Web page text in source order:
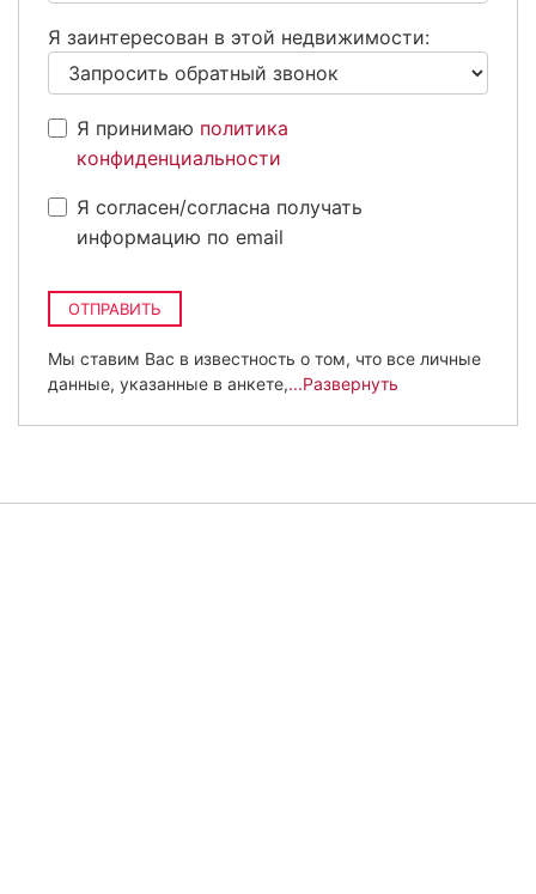
Я заинтересован в этой недвижимости:
Я принимаю политика
конфиденциальности
Я согласен/согласна получать
информацию по email
ОТПРАВИТЬ
Мы ставим Вас в известность о том, что все личные
данные, указанные в анкете,...Развернуть